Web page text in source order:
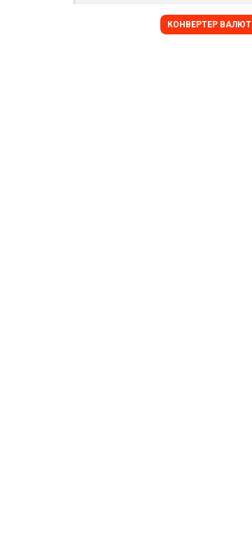
КОНВЕРТЕР ВАЛЮТ